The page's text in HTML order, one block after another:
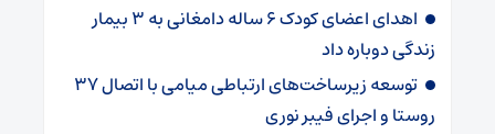
اهدای اعضای کودک ۶ ساله دامغانی به ۳ بیمار
زندگی دوباره داد
توسعه زیرساخت‌های ارتباطی میامی با اتصال ۳۷
روستا و اجرای فیبر نوری